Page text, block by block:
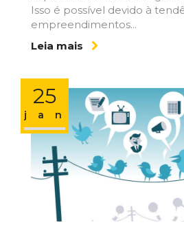
Isso é possível devido à
empreendimentos...
Leia mais
25
jan